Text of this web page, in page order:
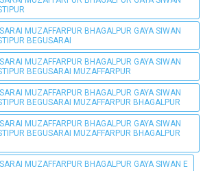
MUZAFFARPUR BHAGALPUR GAYA SIWAN
BEGUSARAI
MUZAFFARPUR BHAGALPUR GAYA SIWAN
BEGUSARAI MUZAFFARPUR
MUZAFFARPUR BHAGALPUR GAYA SIWAN
BEGUSARAI MUZAFFARPUR BHAGALPUR
MUZAFFARPUR BHAGALPUR GAYA SIWAN
BEGUSARAI MUZAFFARPUR BHAGALPUR
MUZAFFARPUR BHAGALPUR GAYA SIWAN E